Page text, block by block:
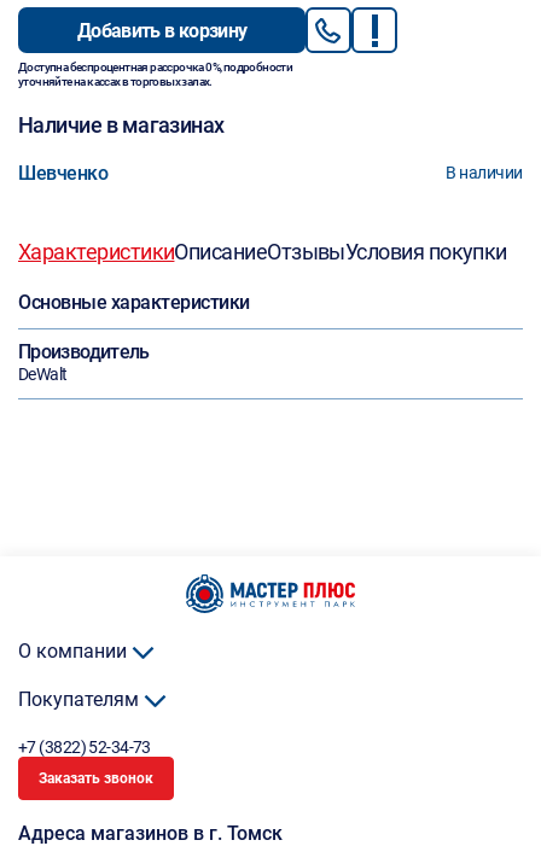
Добавить в корзину
Доступна беспроцентная рассрочка 0%, подробности
уточняйте на кассах в торговых залах.
Наличие в магазинах
Шевченко В наличии
ХарактеристикиОписаниеОтзывыУсловия покупки
Основные характеристики
Производитель
DeWalt
О компании
Покупателям
+7 (3822) 52-34-73
Заказать звонок
Адреса магазинов в г. Томск